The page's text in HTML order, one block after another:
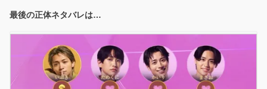
最後の正体ネタバレは…